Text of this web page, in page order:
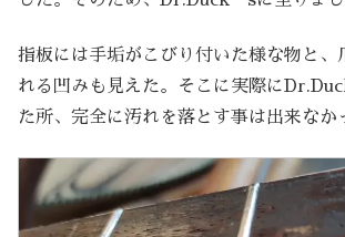
指板には手垢がこびり付いた様な物と、
れる凹みも見えた。そこに実際に
た所、完全に汚れを落とす事は出来なか